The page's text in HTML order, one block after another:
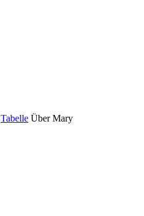
Tabelle Über Mary